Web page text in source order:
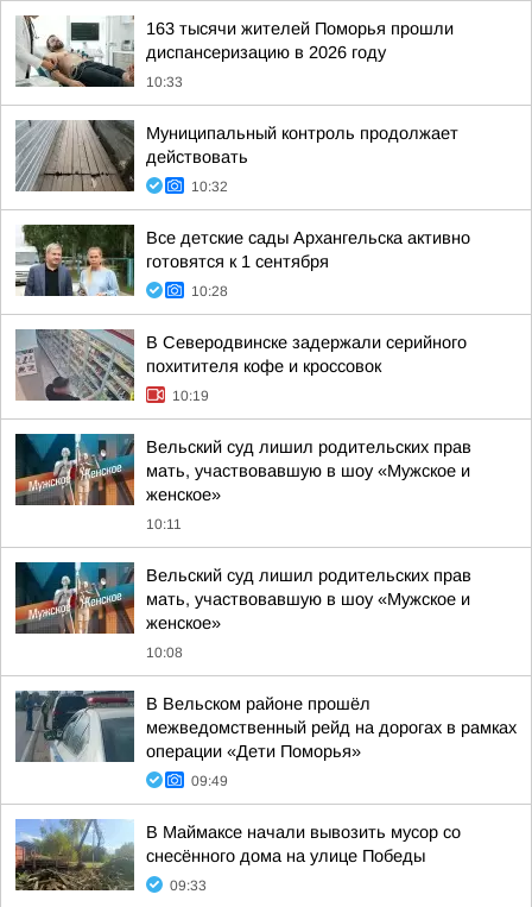
163 тысячи жителей Поморья прошли
диспансеризацию в 2026 году
10:33
Муниципальный контроль продолжает
действовать
10:32
Все детские сады Архангельска активно
готовятся к 1 сентября
10:28
В Северодвинске задержали серийного
похитителя кофе и кроссовок
10:19
Вельский суд лишил родительских прав
мать, участвовавшую в шоу «Мужское и
женское»
10:11
Вельский суд лишил родительских прав
мать, участвовавшую в шоу «Мужское и
женское»
10:08
В Вельском районе прошёл
межведомственный рейд на дорогах в рамках
операции «Дети Поморья»
09:49
В Маймаксе начали вывозить мусор со
снесённого дома на улице Победы
09:33